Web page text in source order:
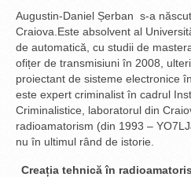
Augustin-Daniel Șerban s-a
Craiova.Este absolvent al
de automatică, cu studii de
ofițer de transmisiuni în 2008,
proiectant de sisteme electronice
este expert criminalist în cadrul
Criminalistice, laboratorul din
radioamatorism (din 1993 –
nu în ultimul rând de istorie.
Creația tehnică în